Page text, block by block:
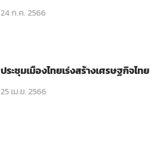
24 ก.ค. 2566
ประชุมเมืองไทยเร่งสร้างเศรษฐกิจไทย
25 เม.ย. 2566